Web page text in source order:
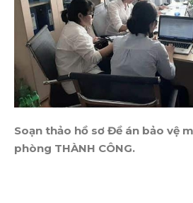
Soạn thảo hồ sơ Đề án bảo vệ
phòng THÀNH CÔNG.